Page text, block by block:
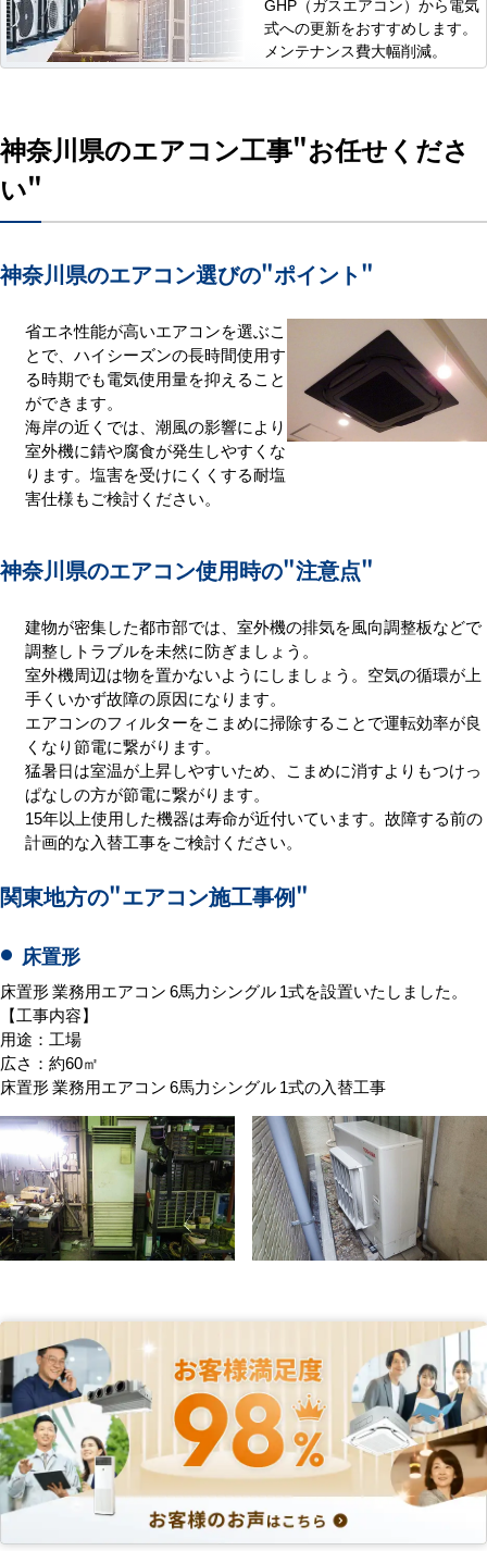
式への更新をおすすめします。
メンテナンス費大幅削減。
神奈川県のエアコン工事"お任せくださ
い"
神奈川県のエアコン選びの"ポイント"
省エネ性能が高いエアコンを選ぶこ
とで、ハイシーズンの長時間使用す
る時期でも電気使用量を抑えること
ができます。
海岸の近くでは、潮風の影響により
室外機に錆や腐食が発生しやすくな
ります。塩害を受けにくくする耐塩
害仕様もご検討ください。
神奈川県のエアコン使用時の"注意点"
建物が密集した都市部では、室外機の排気を風向調整板などで
調整しトラブルを未然に防ぎましょう。
室外機周辺は物を置かないようにしましょう。空気の循環が上
手くいかず故障の原因になります。
エアコンのフィルターをこまめに掃除することで運転効率が良
くなり節電に繋がります。
猛暑日は室温が上昇しやすいため、こまめに消すよりもつけっ
ぱなしの方が節電に繋がります。
15年以上使用した機器は寿命が近付いています。故障する前の
計画的な入替工事をご検討ください。
関東地方の"エアコン施工事例"
床置形
床置形 業務用エアコン 6馬力シングル 1式を設置いたしました。
【工事内容】
用途：工場
広さ：約60㎡
床置形 業務用エアコン 6馬力シングル 1式の入替工事